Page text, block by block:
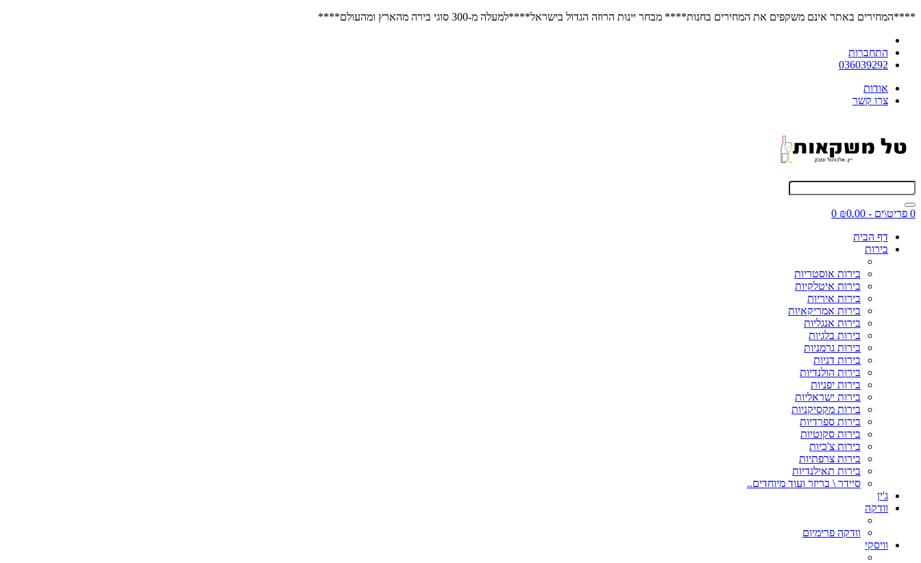
****המחירים באתר אינם משקפים את המחירים בחנות**** מבחר יינות הרוזה הגדול בישראל****למעלה מ-300 סוגי בירה מהארץ ומהעולם****
התחברות
036039292
אודות
צרו קשר
0 פריט\ים - ₪0.00
0
דף הבית
בירות
בירות אוסטריות
בירות איטלקיות
בירות איריות
בירות אמריקאיות
בירות אנגליות
בירות בלגיות
בירות גרמניות
בירות דניות
בירות הולנדיות
בירות יפניות
בירות ישראליות
בירות מקסיקניות
בירות ספרדיות
בירות סקוטיות
בירות צ'כיות
בירות צרפתיות
בירות תאילנדיות
סיידר \ בריזר ועוד מיוחדים..
ג'ין
וודקה
וודקה פרימיום
וויסקי